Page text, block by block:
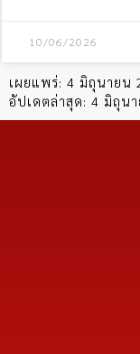
10/06/2026
เผยแพร่: 4 มิถุนายน
อัปเดตล่าสุด: 4 มิถุนา